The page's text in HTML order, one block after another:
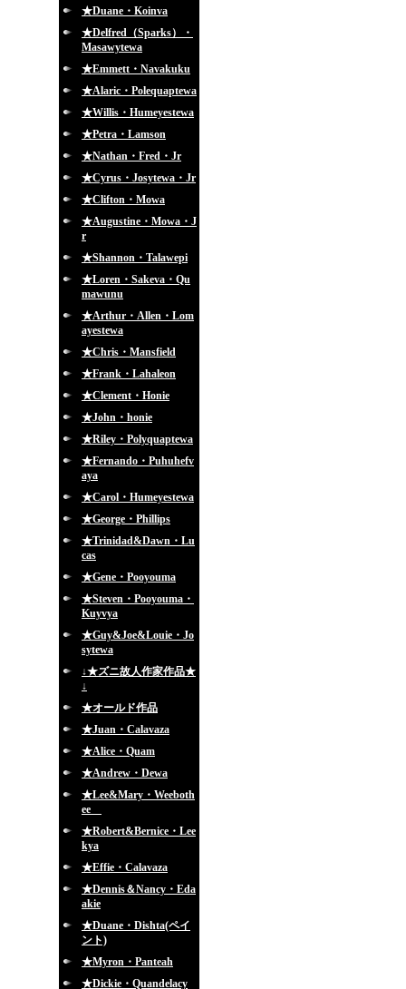
★Duane・Koinva
★Delfred（Sparks）・
Masawytewa
★Emmett・Navakuku
★Alaric・Polequaptewa
★Willis・Humeyestewa
★Petra・Lamson
★Nathan・Fred・Jr
★Cyrus・Josytewa・Jr
★Clifton・Mowa
★Augustine・Mowa・J
r
★Shannon・Talawepi
★Loren・Sakeva・Qu
mawunu
★Arthur・Allen・Lom
ayestewa
★Chris・Mansfield
★Frank・Lahaleon
★Clement・Honie
★John・honie
★Riley・Polyquaptewa
★Fernando・Puhuhefv
aya
★Carol・Humeyestewa
★George・Phillips
★Trinidad&Dawn・Lu
cas
★Gene・Pooyouma
★Steven・Pooyouma・
Kuyvya
★Guy&Joe&Louie・Jo
sytewa
↓★ズニ故人作家作品★
↓
★オールド作品
★Juan・Calavaza
★Alice・Quam
★Andrew・Dewa
★Lee&Mary・Weeboth
ee
★Robert&Bernice・Lee
kya
★Effie・Calavaza
★Dennis＆Nancy・Eda
akie
★Duane・Dishta(ペイ
ント)
★Myron・Panteah
★Dickie・Quandelacy